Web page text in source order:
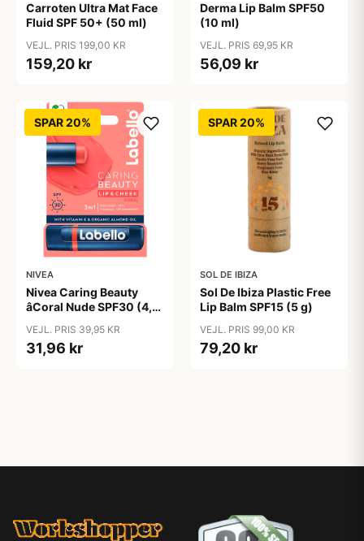
Carroten Ultra Mat Face
Fluid SPF 50+ (50 ml)
VEJL. PRIS 199,00 KR
159,20 kr
Derma Lip Balm SPF50
(10 ml)
VEJL. PRIS 69,95 KR
56,09 kr
SPAR 20%
NIVEA
Nivea Caring Beauty
âCoral Nude SPF30 (4,8
VEJL. PRIS 39,95 KR
31,96 kr
SPAR 20%
SOL DE IBIZA
Sol De Ibiza Plastic Free
Lip Balm SPF15 (5 g)
VEJL. PRIS 99,00 KR
79,20 kr